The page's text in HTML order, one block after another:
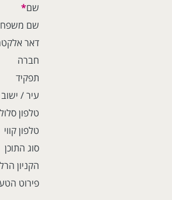
שם*
שם
דאר
חברה
תפקיד
עיר / ישוב
טלפון
טלפון קווי
סוג התוכן
הקניון
פירוט